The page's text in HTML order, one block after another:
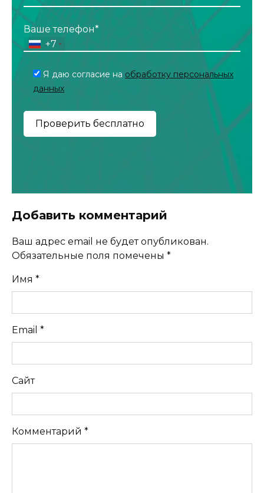
Ваше телефон*
+7
Я даю согласие на обработку персональных
данных
Добавить комментарий
Ваш адрес email не будет опубликован.
Обязательные поля помечены *
Имя *
Email *
Сайт
Комментарий *